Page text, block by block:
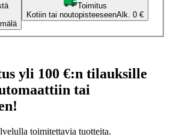
Toimitus
Kotiin tai noutopisteeseenAlk. 0 €
yli 100 €:n tilauksille
tai
toimitettavia tuotteita.